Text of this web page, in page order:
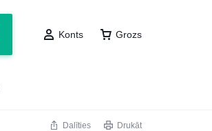
Konts Grozs
Dalīties Drukāt